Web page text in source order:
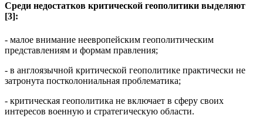
Среди недостатков критической геополитики выделяют
[3]:
- малое внимание неевропейским геополитическим
представлениям и формам правления;
- в англоязычной критической геополитике практически не
затронута постколониальная проблематика;
- критическая геополитика не включает в сферу своих
интересов военную и стратегическую области.